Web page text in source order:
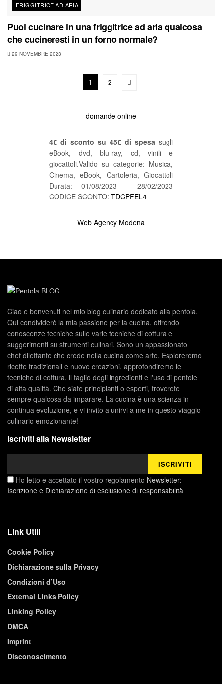
FRIGGITRICE AD ARIA
Puoi cucinare in una friggitrice ad aria qualcosa
che cucineresti in un forno normale?
29 NOVEMBRE 2023
1 2
domande online
4€ di sconto su 45€ di spesa sugli
eBook, dvd, blu-ray, cd, vinili e
giocattoli.Valido su categorie: Musica,
Cinema, eBook, Cartoleria, Giocattoli
Durata: 01/08/2023 - 28/02/2023
CODICE SCONTO: TDCPFEL4
Web Agency Modena
Ciao e benvenuti nel mio blog culinario dedicato alla pentola.
Qui condividerò la mia passione per la cucina, offrendo
conoscenze tecniche sulle varie tecniche di cottura e
suggerimenti su strumenti culinari. Sono un appassionato
chef dilettante che crede nella cucina come arte. Esploreremo
ricette tradizionali e nuove creazioni, approfondiremo le
tecniche di cottura, il taglio degli ingredienti e l'uso di pentole
di alta qualità. Che siate principianti o esperti, troverete
sempre qualcosa da imparare. La cucina è una scienza in
continua evoluzione, e vi invito a unirvi a me in questo viaggio
culinario emozionante!
Iscriviti alla Newsletter
Ho letto e accettato il vostro regolamento Newsletter:
Iscrizione e Dichiarazione di esclusione di responsabilità
Link Utili
Cookie Policy
Dichiarazione sulla Privacy
Condizioni d’Uso
External Links Policy
Linking Policy
DMCA
Imprint
Disconoscimento